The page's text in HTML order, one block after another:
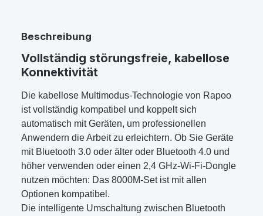
Beschreibung
Vollständig störungsfreie, kabellose
Konnektivität
Die kabellose Multimodus-Technologie von Rapoo
ist vollständig kompatibel und koppelt sich
automatisch mit Geräten, um professionellen
Anwendern die Arbeit zu erleichtern. Ob Sie Geräte
mit Bluetooth 3.0 oder älter oder Bluetooth 4.0 und
höher verwenden oder einen 2,4 GHz-Wi-Fi-Dongle
nutzen möchten: Das 8000M-Set ist mit allen
Optionen kompatibel.
Die intelligente Umschaltung zwischen Bluetooth